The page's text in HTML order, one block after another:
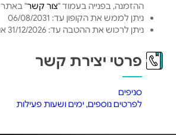
ההזמנה, בפנייה בעמוד "צור קשר" באתר
ניתן לממש את הקופון עד: 06/08/2031
ניתן לרכוש את ההטבה עד: 31/12/2026 או עד גמר המלאי
פרטי יצירת קשר
סניפים
לפרטים נוספים, ימים ושעות פעילות